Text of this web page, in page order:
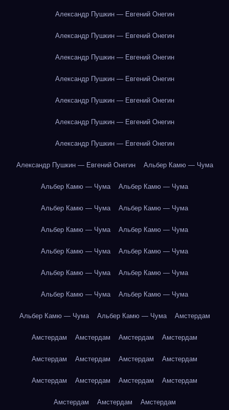
Александр Пушкин — Евгений Онегин
Александр Пушкин — Евгений Онегин
Александр Пушкин — Евгений Онегин
Александр Пушкин — Евгений Онегин
Александр Пушкин — Евгений Онегин
Александр Пушкин — Евгений Онегин
Александр Пушкин — Евгений Онегин
Александр Пушкин — Евгений Онегин Альбер Камю — Чума
Альбер Камю — Чума Альбер Камю — Чума
Альбер Камю — Чума Альбер Камю — Чума
Альбер Камю — Чума Альбер Камю — Чума
Альбер Камю — Чума Альбер Камю — Чума
Альбер Камю — Чума Альбер Камю — Чума
Альбер Камю — Чума Альбер Камю — Чума
Альбер Камю — Чума Альбер Камю — Чума Амстердам
Амстердам Амстердам Амстердам Амстердам
Амстердам Амстердам Амстердам Амстердам
Амстердам Амстердам Амстердам Амстердам
Амстердам Амстердам Амстердам